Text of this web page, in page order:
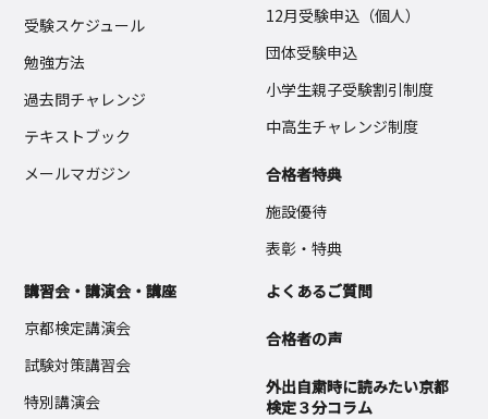
受験スケジュール
勉強方法
過去問チャレンジ
テキストブック
メールマガジン
12月受験申込（個人）
団体受験申込
小学生親子受験割引制度
中高生チャレンジ制度
合格者特典
施設優待
表彰・特典
講習会・講演会・講座
京都検定講演会
試験対策講習会
特別講演会
よくあるご質問
合格者の声
外出自粛時に読みたい京都
検定３分コラム